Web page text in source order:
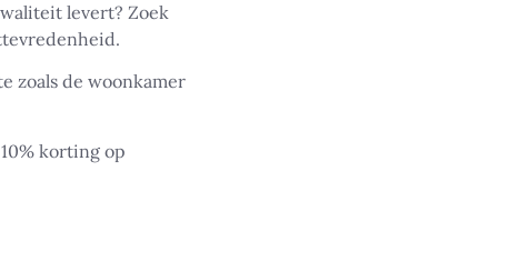
levert? Zoek
zoals de woonkamer
korting op